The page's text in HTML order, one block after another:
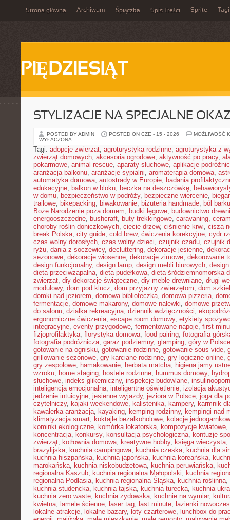
Strona główna Archiwum Śpiączka Spis Treści Sprite Tagi
PIĘDZIESIĄT
STYLIZACJE NA SPECJALNE
POSTED BY ADMIN POSTED ON CZE - 15 - 2026
MOŻLIWOŚĆ
WYŁĄCZONA
Tagi: adopcje zwierząt, agroturystyka rodzinne, agroturystyka z
zwierząt domowych, akcesoria ogrodowe, aktywność po pracy,
pokarmowe, animal rescue, aparaty słuchowe, aplikacje
aranżacja balkonu, aranżacje sypialni, aromaterapia domowa,
automatyka domowa, autostrady w Europie, badania
edukacyjne, balkon w bloku, beczka na deszczówkę,
w domu, bezpieczeństwo w podróży, bezpieczne wiercenie,
trailowe, bikepacking, biwakowanie, bizuteria handmade, ból barku
Boże Narodzenie poza domem, budki lęgowe, budownictwo
energooszczędne, bushcraft, buty trekkingowe, caravaning,
choroby roślin doniczkowych, cięcie drzew, ciśnienie krwi, cisza
break Polska, city guide, cold brew, ćwiczenia korekcyjne, cydr
czas wolny dorosłych, czas wolny dzieci, czujnik czadu, czujnik
ryżu, dania z soczewicy, decluttering, dekoracje jesienne,
sezonowe, dekoracje wiosenne, dekoracje zimowe, dekorowanie
design funkcjonalny, design lamp, design mebli biurowych,
dieta przeciwzapalna, dieta pudełkowa, dieta śródziemnomorska
zwierząt, diy dekoracje świąteczne, diy meble drewniane, długi
modułowy, dom pod klucz, dom przyjazny zwierzętom, dom
domki nad jeziorem, domowa biblioteczka, domowa pizzeria,
fermentacje, domowe makarony, domowe nalewki, domowe
do salonu, działka rekreacyjna, dziennik wdzięczności,
ergonomiczne ćwiczenia, escape room domowy, etykiety
integracyjne, eventy przygodowe, fermentowane napoje, first
fizjoprofilaktyka, florystyka domowa, food pairing, fotografia
fotografia podróżnicza, garaż podziemny, glamping, góry w Polsce
gotowanie na ognisku, gotowanie rodzinne, gotowanie sous vide,
grillowanie sezonowe, gry karciane rodzinne, gry logiczne online,
gry zespołowe, hamakowanie, herbata matcha, higiena jamy
wzroku, home staging, hostele rodzinne, hummus domowy,
słuchowe, indeks glikemiczny, inspekcje budowlane,
inteligencja emocjonalna, inteligentne oświetlenie, izolacja
jedzenie intuicyjne, jesienne wyjazdy, jeziora w Polsce, joga dla
czytelniczy, kajaki weekendowe, kalistenika, kampery, karmnik
kawalerka aranżacja, kayaking, kemping rodzinny, kempingi nad
klimatyzacja smart, koktajle bezalkoholowe, kolacje
kominki ekologiczne, komórka lokatorska, kompozycje kwiatowe,
koncentracja, konkursy, konsultacja psychologiczna, kontuzje
zwierząt, kotłownia domowa, kreatywne hobby, księga wieczysta,
brazylijska, kuchnia campingowa, kuchnia czeska, kuchnia dla
kuchnia hiszpańska, kuchnia japońska, kuchnia koreańska,
marokańska, kuchnia niskobudżetowa, kuchnia peruwiańska,
regionalna Kaszub, kuchnia regionalna Małopolski, kuchnia
regionalna Podlasia, kuchnia regionalna Śląska, kuchnia roślinna,
kuchnia studencka, kuchnia tajska, kuchnia turecka, kuchnia
kuchnia zero waste, kuchnia żydowska, kuchnie na wymiar,
kwietna, lamele ścienne, laser tag, last minute, łazienki
lokalne atrakcje, lokalne bazary, loty czarterowe, lunchbox do